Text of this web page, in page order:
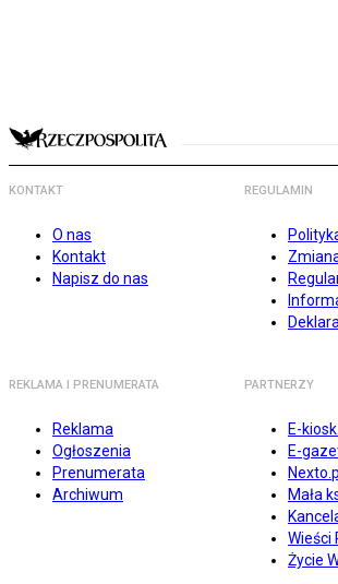
KONTAKT
O nas
Kontakt
Napisz do nas
REGULAMIN
REKLAMA I PRENUMERATA
Reklama
Ogłoszenia
Prenumerata
Archiwum
PARTNERZY
E-
E-
Nexto.pl
Mała
Wieści
Życie